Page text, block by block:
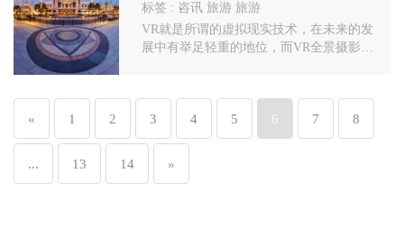
标签 : 咨讯 旅游 旅游
VR就是所谓的虚拟现实技术，在未来的发
展中有举足轻重的地位，而VR全景摄影是
像，通过计算机技术实现全方位互动式观看
的真实场景还原展示方式。
« 1 2 3 4 5 6 7 8
... 13 14 »